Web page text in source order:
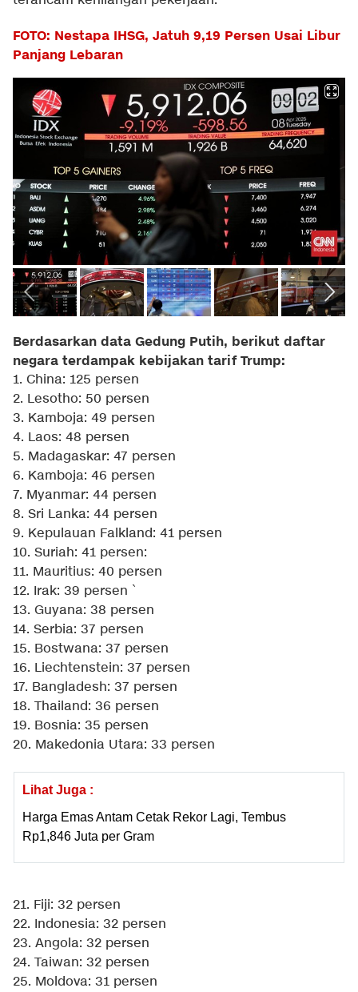
FOTO: Nestapa IHSG, Jatuh 9,19 Persen Usai Libur
Panjang Lebaran
Berdasarkan data Gedung Putih, berikut daftar
negara terdampak kebijakan tarif Trump:
1. China: 125 persen
2. Lesotho: 50 persen
3. Kamboja: 49 persen
4. Laos: 48 persen
5. Madagaskar: 47 persen
6. Kamboja: 46 persen
7. Myanmar: 44 persen
8. Sri Lanka: 44 persen
9. Kepulauan Falkland: 41 persen
10. Suriah: 41 persen:
11. Mauritius: 40 persen
12. Irak: 39 persen `
13. Guyana: 38 persen
14. Serbia: 37 persen
15. Bostwana: 37 persen
16. Liechtenstein: 37 persen
17. Bangladesh: 37 persen
18. Thailand: 36 persen
19. Bosnia: 35 persen
20. Makedonia Utara: 33 persen
Lihat Juga :
Harga Emas Antam Cetak Rekor Lagi, Tembus
Rp1,846 Juta per Gram
21. Fiji: 32 persen
22. Indonesia: 32 persen
23. Angola: 32 persen
24. Taiwan: 32 persen
25. Moldova: 31 persen